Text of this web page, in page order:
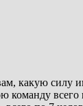
какую силу
команду